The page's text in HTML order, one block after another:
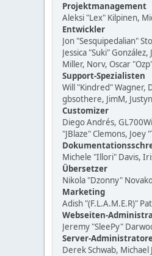
Projektmanagement
Aleksi "Lex" Kilpinen,
Entwickler
Jon "Sesquipedalian"
Jessica "Suki"
Miller, Norv, Oscar
Support-Spezialisten
Will "Kindred" Wagner,
gbsothere, JimM,
Customizer
Diego Andrés,
"JBlaze" Clemons, Joey
Michele "Illori" Davis,
Übersetzer
Nikola "Dzonny"
Marketing
Adish "(F.L.A.M.E.R)"
Webseiten-
Jeremy "SleePy"
Server-
Derek Schwab,